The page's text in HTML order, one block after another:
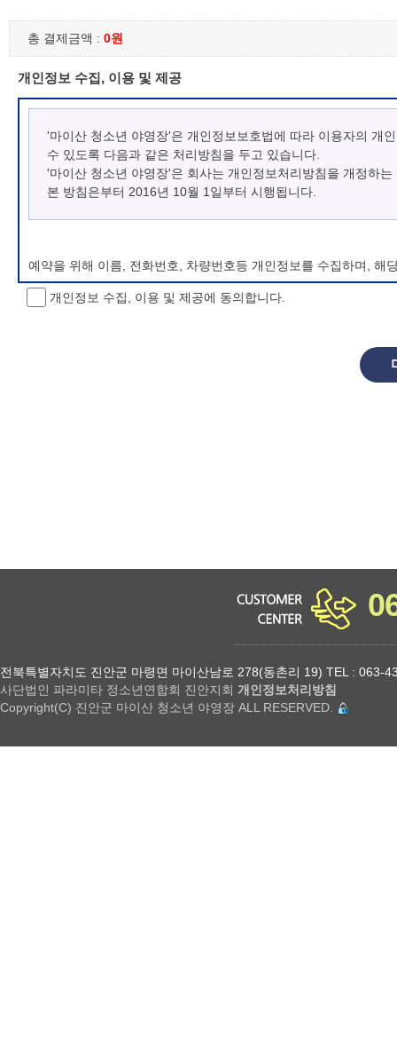
총 결제금액 : 0원
개인정보 수집, 이용 및 제공
'마이산 청소년 야영장'은 개인정보보호법에 따라 이용자의 개
수 있도록 다음과 같은 처리방침을 두고 있습니다.
'마이산 청소년 야영장'은 회사는 개인정보처리방침을 개정하
본 방침은부터 2016년 10월 1일부터 시행됩니다.
예약을 위해 이름, 전화번호, 차량번호등 개인정보를 수집하며, 해
개인정보 처리방침 변경
개인정보 수집, 이용 및 제공에 동의합니다.
전북특별자치도 진안군 마령면 마이산남로 278(동촌리 19) TEL : 063-
사단법인 파라미타 정소년연합회 진안지회 개인정보처리방침
Copyright(C) 진안군 마이산 청소년 야영장 ALL RESERVED.